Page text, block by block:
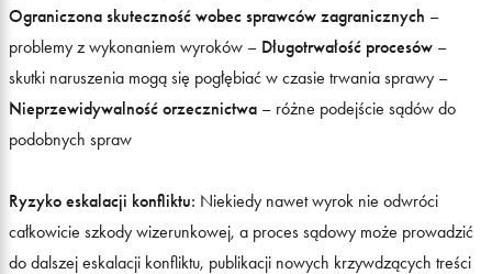
Ograniczona skuteczność wobec sprawców zagranicznych –
problemy z wykonaniem wyroków – Długotrwałość procesów –
skutki naruszenia mogą się pogłębiać w czasie trwania sprawy –
Nieprzewidywalność orzecznictwa – różne podejście sądów do
podobnych spraw
Ryzyko eskalacji konfliktu: Niekiedy nawet wyrok nie odwróci
całkowicie szkody wizerunkowej, a proces sądowy może prowadzić
do dalszej eskalacji konfliktu, publikacji nowych krzywdzących treści